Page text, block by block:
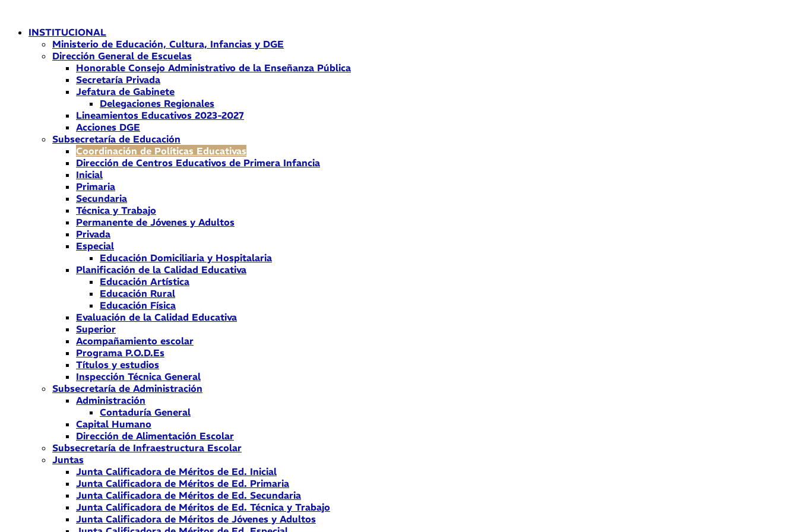
contenidoINSTITUCIONAL
Ministerio de Educación, Cultura, Infancias y DGE
Dirección General de Escuelas
Honorable Consejo Administrativo de la Enseñanza Pública
Secretaría Privada
Jefatura de Gabinete
Delegaciones Regionales
Lineamientos Educativos 2023-2027
Acciones DGE
Subsecretaría de Educación
Coordinación de Políticas Educativas
Dirección de Centros Educativos de Primera Infancia
Inicial
Primaria
Secundaria
Técnica y Trabajo
Permanente de Jóvenes y Adultos
Privada
Especial
Educación Domiciliaria y Hospitalaria
Planificación de la Calidad Educativa
Educación Artística
Educación Rural
Educación Física
Evaluación de la Calidad Educativa
Superior
Acompañamiento escolar
Programa P.O.D.Es
Títulos y estudios
Inspección Técnica General
Subsecretaría de Administración
Administración
Contaduría General
Capital Humano
Dirección de Alimentación Escolar
Subsecretaría de Infraestructura Escolar
Juntas
Junta Calificadora de Méritos de Ed. Inicial
Junta Calificadora de Méritos de Ed. Primaria
Junta Calificadora de Méritos de Ed. Secundaria
Junta Calificadora de Méritos de Ed. Técnica y Trabajo
Junta Calificadora de Méritos de Jóvenes y Adultos